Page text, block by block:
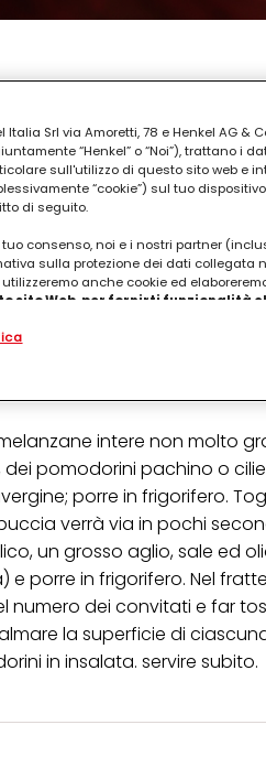
intere non molto
pomodorini pachino o
porre in frigorifero.
verrà via in pochi
un grosso aglio, sale ed
porre in frigorifero. Nel
numero dei convitati e far
la superficie di
in insalata. servire subito.
Italia Srl via Amoretti, 78 e Henkel AG &
“Henkel” o “Noi”), trattano i
sull'utilizzo di questo sito web e
“cookie”) sul tuo
di seguito.
tuo consenso, noi e i nostri partner
sulla protezione dei dati collegata
anche cookie ed
sito Web, per fornirti funzionalità
. Analizzeremo il tuo utilizzo
dell'azienda per cui lavori)
conservare le nostre informazioni sulle
e ottimizzare il successo delle
maggiori informazioni sul
nel piè di pagina (Sezione "Cookie,
momento con effetto per il futuro
nel piè di pagina. Per ulteriori
di conservazione, consultare le
di seguito".
su "Modifica" potrai trovare maggiori
o più degli scopi sopra menzionati.
personali per tutte le finalità sopra
per fornirti questo sito web.